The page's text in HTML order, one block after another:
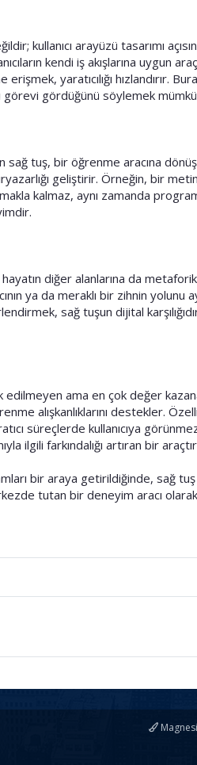
kullanıcı arayüzü tasarımı
kendi iş akışlarına uygun
yaratıcılığı hızlandırır.
görevi gördüğünü söylemek
sağ tuş, bir öğrenme aracına
geliştirir. Örneğin, bir
kalmaz, aynı zamanda
diğer alanlarına da
ya da meraklı bir zihnin
sağ tuşun dijital
edilmeyen ama en çok değer
alışkanlıklarını destekler.
süreçlerde kullanıcıya
ilgili farkındalığı artıran bir
bir araya getirildiğinde, sağ
tutan bir deneyim aracı olarak